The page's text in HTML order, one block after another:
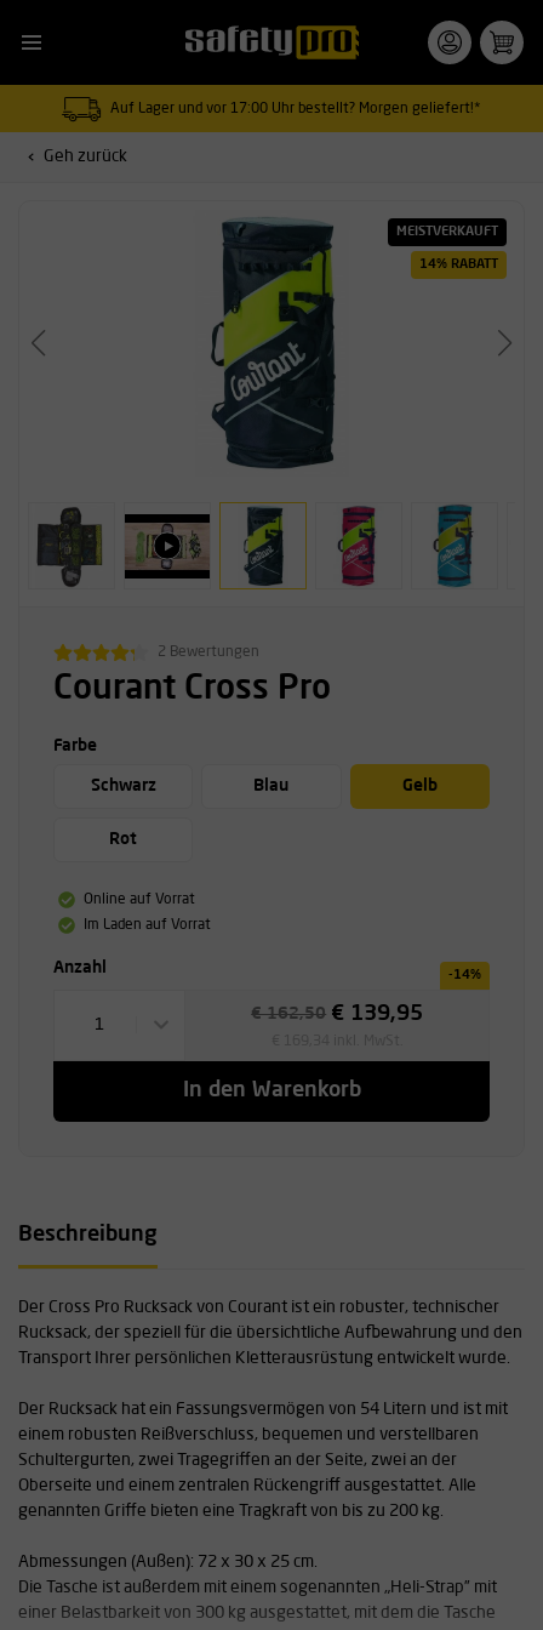
Auf Lager und vor 17:00 Uhr bestellt? Morgen geliefert!*
Geh zurück
MEISTVERKAUFT
14% RABATT
2 Bewertungen
Courant Cross Pro
Farbe
Schwarz Blau Gelb
Rot
Online auf Vorrat
Im Laden auf Vorrat
Anzahl -14%
1
€ 162,50 € 139,95
In den Warenkorb
Beschreibung
Der Cross Pro Rucksack von Courant ist ein robuster, technischer
Rucksack, der speziell für die übersichtliche Aufbewahrung und den
Transport Ihrer persönlichen Kletterausrüstung entwickelt wurde.
Der Rucksack hat ein Fassungsvermögen von 54 Litern und ist mit
einem robusten Reißverschluss, bequemen und verstellbaren
Schultergurten, zwei Tragegriffen an der Seite, zwei an der
Oberseite und einem zentralen Rückengriff ausgestattet. Alle
genannten Griffe bieten eine Tragkraft von bis zu 200 kg.
Abmessungen (Außen): 72 x 30 x 25 cm.
Die Tasche ist außerdem mit einem sogenannten „Heli-Strap” mit
einer Belastbarkeit von 300 kg ausgestattet, mit dem die Tasche